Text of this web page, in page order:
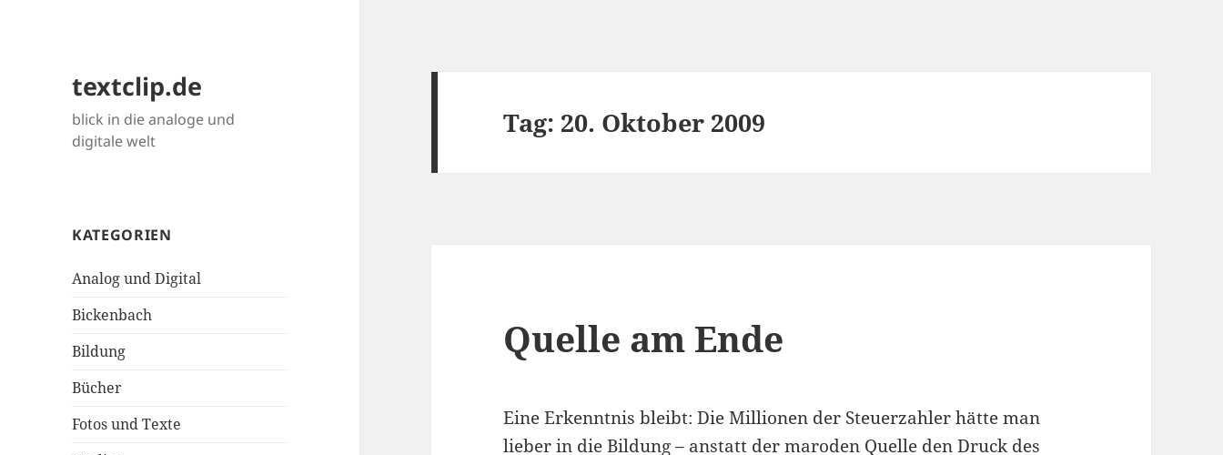
textclip.de
blick in die analoge und
digitale welt
KATEGORIEN
Analog und Digital
Bickenbach
Bildung
Bücher
Fotos und Texte
Tag: 20. Oktober 2009
Quelle am Ende
Eine Erkenntnis bleibt: Die Millionen der Steuerzahler hätte man
lieber in die Bildung – anstatt der maroden Quelle den Druck des